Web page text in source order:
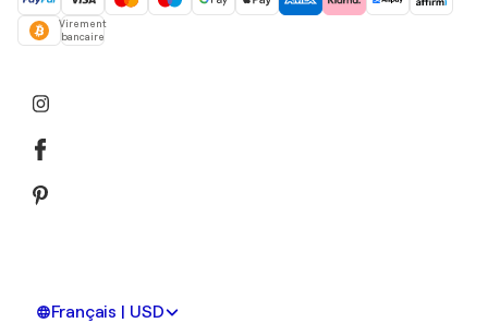
Virement
bancaire
Français | USD